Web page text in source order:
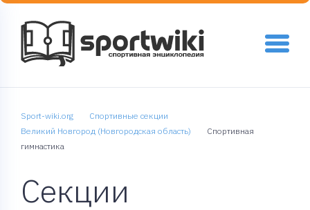
Sport-wiki.org
Спортивные секции
Великий Новгород (Новгородская область)
Спортивная
гимнастика
Секции